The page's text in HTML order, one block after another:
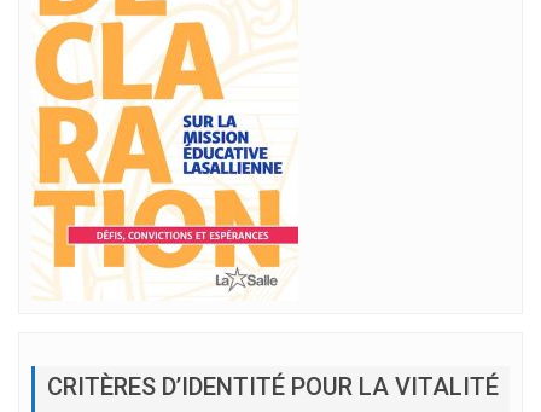
CRITÈRES D’IDENTITÉ POUR LA VITALITÉ